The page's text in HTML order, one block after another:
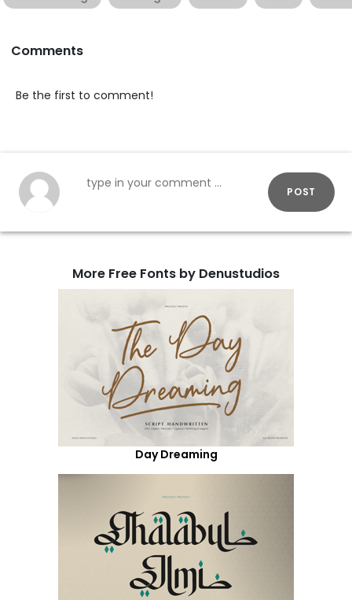
Comments
Be the first to comment!
POST
More Free Fonts by Denustudios
Day Dreaming